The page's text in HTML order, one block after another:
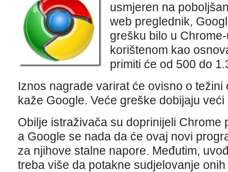
usmjeren na
web preglednik,
grešku bilo u
korištenom kao
primiti će od 500 do
Iznos nagrade varirat će ovisno o
kaže Google. Veće greške dobijaju veći
Obilje istraživača su doprinijeli Chrome
a Google se nada da će ovaj novi
za njihove stalne napore. Međutim,
treba više da potakne sudjelovanje